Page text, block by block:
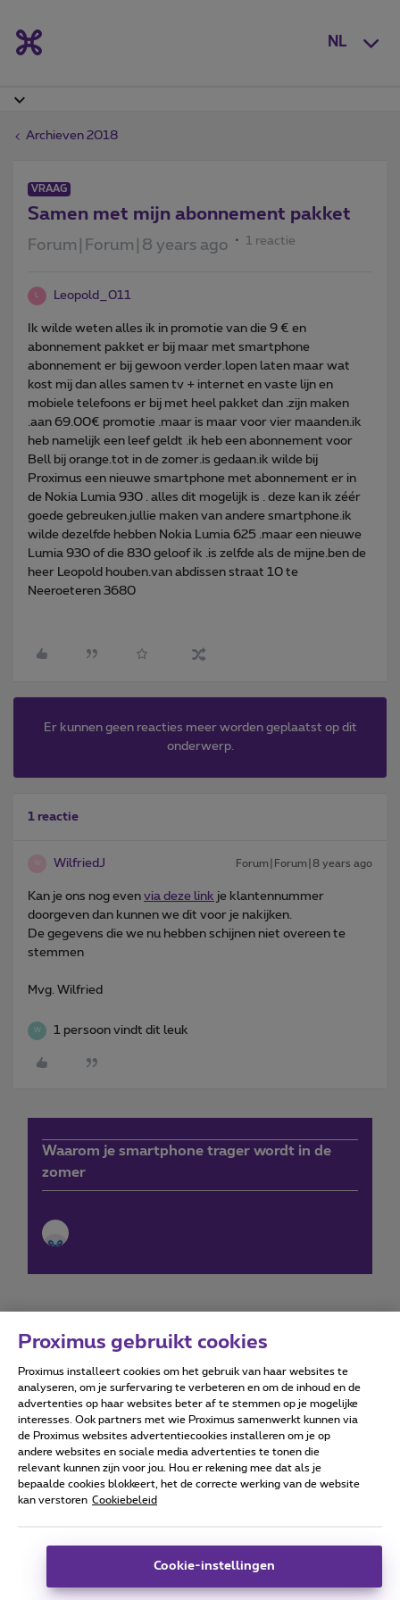
NL
Archieven 2018
VRAAG
Samen met mijn abonnement pakket
Forum|Forum|8 years ago 1 reactie
L Leopold_011
Ik wilde weten alles ik in promotie van die 9 € en
abonnement pakket er bij maar met smartphone
abonnement er bij gewoon verder.lopen laten maar wat
kost mij dan alles samen tv + internet en vaste lijn en
mobiele telefoons er bij met heel pakket dan .zijn maken
.aan 69.00€ promotie .maar is maar voor vier maanden.ik
heb namelijk een leef geldt .ik heb een abonnement voor
Bell bij orange.tot in de zomer.is gedaan.ik wilde bij
Proximus een nieuwe smartphone met abonnement er in
de Nokia Lumia 930 . alles dit mogelijk is . deze kan ik zéér
goede gebreuken.jullie maken van andere smartphone.ik
wilde dezelfde hebben Nokia Lumia 625 .maar een nieuwe
Lumia 930 of die 830 geloof ik .is zelfde als de mijne.ben de
heer Leopold houben.van abdissen straat 10 te
Neeroeteren 3680
Er kunnen geen reacties meer worden geplaatst op dit
onderwerp.
1 reactie
WilfriedJ Forum|Forum|8 years ago
Kan je ons nog even via deze link je klantennummer
doorgeven dan kunnen we dit voor je nakijken.
De gegevens die we nu hebben schijnen niet overeen te
stemmen
Mvg. Wilfried
W 1 persoon vindt dit leuk
Waarom je smartphone trager wordt in de
zomer
Forumvoorwaarden Accessibility statement
Alle rechten voorbehouden. © Proximus
Algemene voorwaarden, consumenteninfo
Deze website is gecreëerd en wordt beheerd conform het
Koning Albert II-laan 27 - B-1030 Brussel.
Proximus gebruikt cookies
Proximus installeert cookies om het gebruik van haar websites te
analyseren, om je surfervaring te verbeteren en om de inhoud en de
advertenties op haar websites beter af te stemmen op je mogelijke
interesses. Ook partners met wie Proximus samenwerkt kunnen via
de Proximus websites advertentiecookies installeren om je op
andere websites en sociale media advertenties te tonen die
relevant kunnen zijn voor jou. Hou er rekening mee dat als je
bepaalde cookies blokkeert, het de correcte werking van de website
kan verstoren Cookiebeleid
Cookie-instellingen